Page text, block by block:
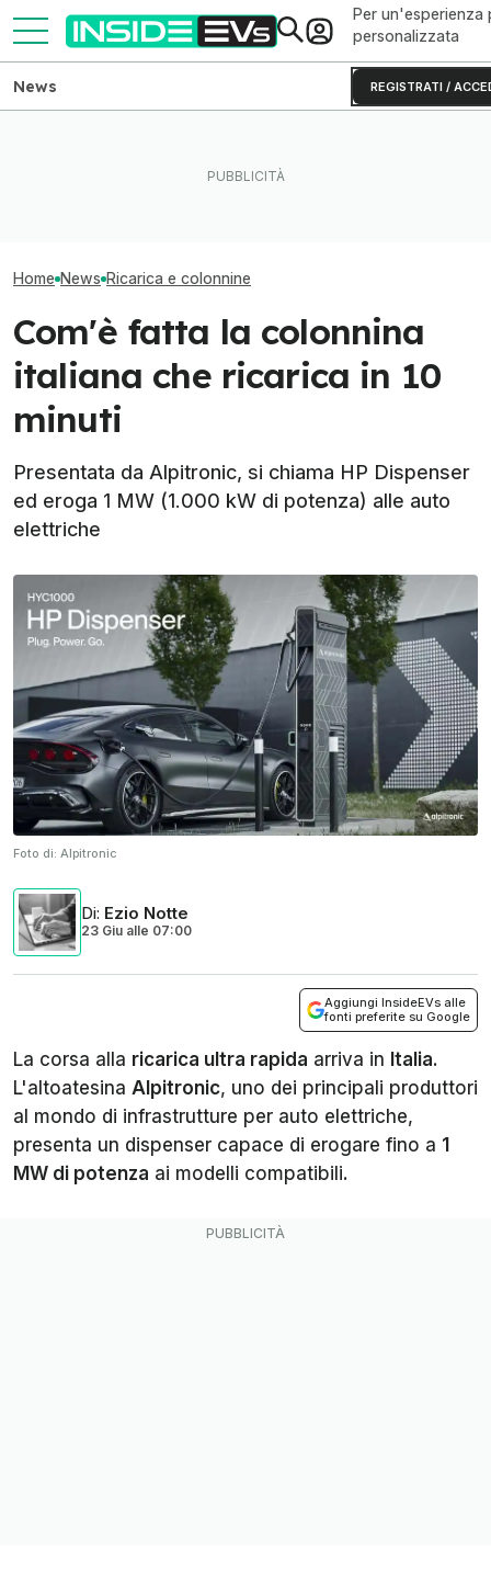
Per un'esperienza
personalizzata
REGISTRATI /
News
Home News Ricarica e colonnine
Com'è fatta la colonnina
italiana che ricarica in 10
minuti
Presentata da Alpitronic, si chiama HP Dispenser
ed eroga 1 MW (1.000 kW di potenza) alle auto
elettriche
Foto di: Alpitronic
Di: Ezio Notte
23 Giu alle 07:00
Aggiungi InsideEVs alle
fonti preferite su Google
La corsa alla ricarica ultra rapida arriva in Italia.
L'altoatesina Alpitronic, uno dei principali produttori
al mondo di infrastrutture per auto elettriche,
presenta un dispenser capace di erogare fino a 1
MW di potenza ai modelli compatibili.